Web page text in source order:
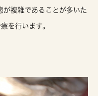
が複雑であることが多いた
を行います。